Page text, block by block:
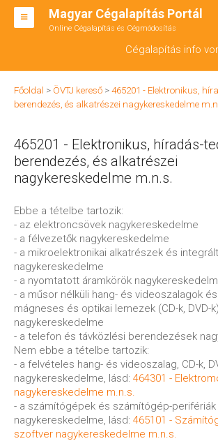
Magyar Cégalapítás Portál
Online Cégalapítás és Cégmódosítás
Cégalapítás info
BT ALAPÍTÁS
RT ALAPÍTÁS
ÁTALAKULÁS
TEÁOR SZÁMOK '08
ENGEDÉLYKÖTELES
KAPCSOLAT
IRODÁK
Főoldal > ÖVTJ kereső > 465201 - Elektronikus,
berendezés, és alkatrészei nagykereskedelme
465201 - Elektronikus, híradás-
berendezés, és alkatrészei
nagykereskedelme m.n.s.
Ebbe a tételbe tartozik:
- az elektroncsövek nagykereskedelme
- a félvezetők nagykereskedelme
- a mikroelektronikai alkatrészek és
nagykereskedelme
- a nyomtatott áramkörök
- a műsor nélküli hang- és videoszalagok
mágneses és optikai lemezek (CD-k, DVD-k)
nagykereskedelme
- a telefon és távközlési berendezések
Nem ebbe a tételbe tartozik:
- a felvételes hang- és videoszalag, CD-k,
nagykereskedelme, lásd: 464301 -
nagykereskedelme m.n.s.
- a számítógépek és számítógép-perifériák
nagykereskedelme, lásd: 465101 -
szoftver nagykereskedelme m.n.s.